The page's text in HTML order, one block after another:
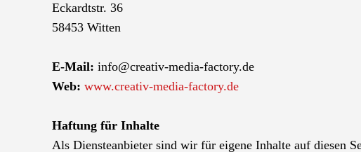
Eckardtstr. 36
58453 Witten
E-Mail: info@creativ-media-factory.de
Web: www.creativ-media-factory.de
Haftung für Inhalte
Als Diensteanbieter sind wir für eigene Inhalte auf diesen